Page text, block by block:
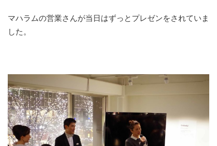
マハラムの営業さんが当日はずっとプレゼンをされていま
した。